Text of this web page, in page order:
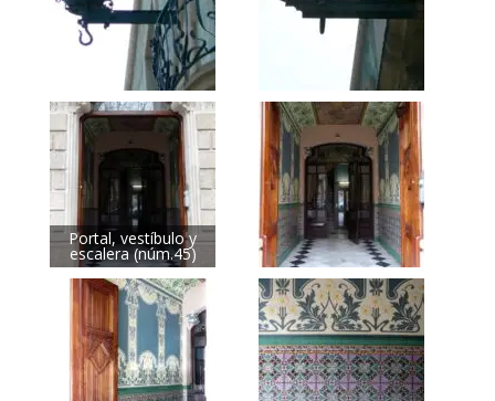
Portal, vestíbulo y
escalera (núm.45)